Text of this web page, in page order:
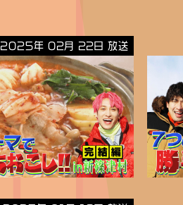
2025年 02月 22日 放送